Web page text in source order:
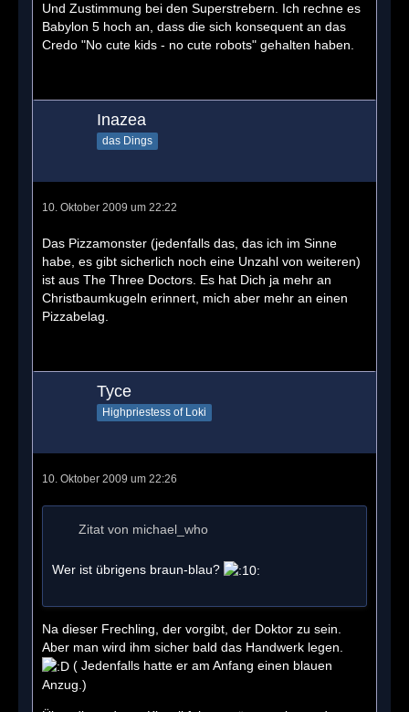
Und Zustimmung bei den Superstrebern. Ich rechne es
Babylon 5 hoch an, dass die sich konsequent an das
Credo "No cute kids - no cute robots" gehalten haben.
Inazea
das Dings
10. Oktober 2009 um 22:22
Das Pizzamonster (jedenfalls das, das ich im Sinne
habe, es gibt sicherlich noch eine Unzahl von weiteren)
ist aus The Three Doctors. Es hat Dich ja mehr an
Christbaumkugeln erinnert, mich aber mehr an einen
Pizzabelag.
Tyce
Highpriestess of Loki
10. Oktober 2009 um 22:26
Zitat von michael_who
Wer ist übrigens braun-blau?
Na dieser Frechling, der vorgibt, der Doktor zu sein.
Aber man wird ihm sicher bald das Handwerk legen.
( Jedenfalls hatte er am Anfang einen blauen
Anzug.)